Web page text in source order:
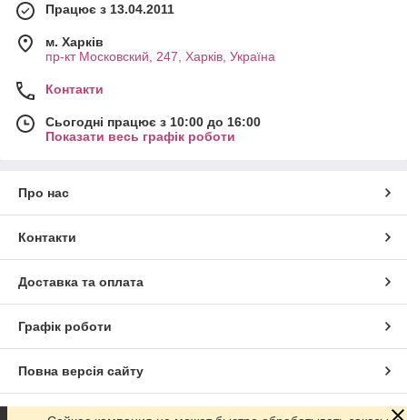
Працює з 13.04.2011
м. Харків
пр-кт Московский, 247, Харків, Україна
Контакти
Сьогодні працює з 10:00 до 16:00
Показати весь графік роботи
Про нас
Контакти
Доставка та оплата
Графік роботи
Повна версія сайту
Сайт створено на маркетплейсі Prom.ua